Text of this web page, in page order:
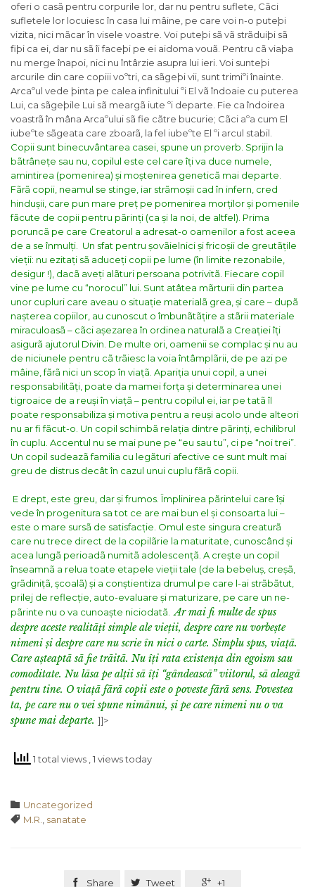
oferi o casã pentru corpurile lor, dar nu pentru suflete, Cãci
sufletele lor locuiesc în casa lui mâine, pe care voi n-o puteþi
vizita, nici mãcar în visele voastre. Voi puteþi sã vã strãduiþi sã
fiþi ca ei, dar nu sã îi faceþi pe ei aidoma vouã. Pentru cã viaþa
nu merge înapoi, nici nu întârzie asupra lui ieri. Voi sunteþi
arcurile din care copiii voºtri, ca sãgeþi vii, sunt trimiºi înainte.
Arcaºul vede þinta pe calea infinitului ºi El vã îndoaie cu puterea
Lui, ca sãgeþile Lui sã meargã iute ºi departe. Fie ca îndoirea
voastrã în mâna Arcaºului sã fie cãtre bucurie; Cãci aºa cum El
iubeºte sãgeata care zboarã, la fel iubeºte El ºi arcul stabil.
Copii sunt binecuvântarea casei, spune un proverb. Sprijin la
bãtrânețe sau nu, copilul este cel care îți va duce numele,
amintirea (pomenirea) și moștenirea geneticã mai departe.
Fãrã copii, neamul se stinge, iar strãmoșii cad în infern, cred
hindușii, care pun mare preț pe pomenirea morților și pomenile
fãcute de copii pentru pãrinți (ca și la noi, de altfel). Prima
poruncã pe care Creatorul a adresat-o oamenilor a fost aceea
de a se înmulți.
Un sfat pentru șovãielnici și fricoșii de greutãțile
vieții: nu ezitați sã aduceți copii pe lume (în limite rezonabile,
desigur !), dacã aveți alãturi persoana potrivitã. Fiecare copil
vine pe lume cu “norocul” lui. Sunt atâtea mãrturii din partea
unor cupluri care aveau o situație materialã grea, și care – dupã
nașterea copiilor, au cunoscut o îmbunãtãțire a stãrii materiale
miraculoasã – cãci așezarea în ordinea naturalã a Creației îți
asigurã ajutorul Divin. De multe ori, oamenii se complac și nu au
de niciunele pentru cã trãiesc la voia întâmplãrii, de pe azi pe
mâine, fãrã nici un scop în viațã. Apariția unui copil, a unei
responsabilitãți, poate da mamei forța și determinarea unei
tigroaice de a reuși în viațã – pentru copilul ei, iar pe tatã îl
poate responsabiliza și motiva pentru a reuși acolo unde alteori
nu ar fi fãcut-o. Un copil schimbã relația dintre pãrinți, echilibrul
în cuplu. Accentul nu se mai pune pe “eu sau tu”, ci pe “noi trei”.
Un copil sudeazã familia cu legãturi afective ce sunt mult mai
greu de distrus decât în cazul unui cuplu fãrã copii.
E drept, este greu, dar și frumos. Împlinirea pãrintelui care își
vede în progenitura sa tot ce are mai bun el și consoarta lui –
este o mare sursã de satisfacție. Omul este singura creaturã
care nu trece direct de la copilãrie la maturitate, cunoscând și
acea lungã perioadã numitã adolescențã. A crește un copil
înseamnã a relua toate etapele vieții tale (de la bebeluș, creșã,
grãdinițã, școalã) și a conștientiza drumul pe care l-ai strãbãtut,
prilej de reflecție, auto-evaluare și maturizare, pe care un ne-
pãrinte nu o va cunoaște niciodatã.
Ar mai fi multe de spus
despre aceste realitãți simple ale vieții, despre care nu vorbește
nimeni și despre care nu scrie în nici o carte. Simplu spus, viațã.
Care așteaptã sã fie trãitã. Nu îți rata existența din egoism sau
comoditate. Nu lãsa pe alții sã îți “gândeascã” viitorul, sã aleagã
pentru tine. O viațã fãrã copii este o poveste fãrã sens. Povestea
ta, pe care nu o vei spune nimãnui, și pe care nimeni nu o va
spune mai departe. ]]>
1 total views , 1 views today
 Category
Uncategorized
 Tags
M.R. sanatate
 Share  Tweet  +1